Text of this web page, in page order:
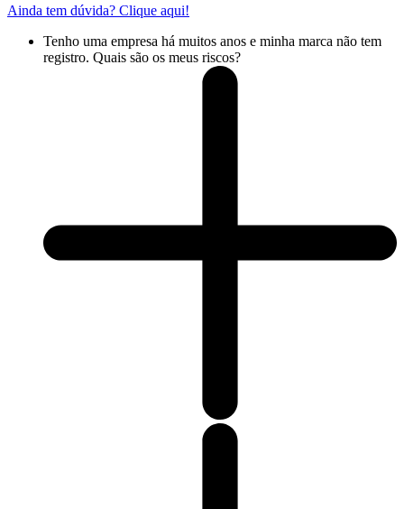
Ainda tem dúvida? Clique aqui!
Tenho uma empresa há muitos anos e minha marca não tem
registro. Quais são os meus riscos?